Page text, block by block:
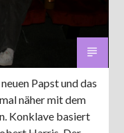
Papst und das
näher mit dem
Konklave basiert